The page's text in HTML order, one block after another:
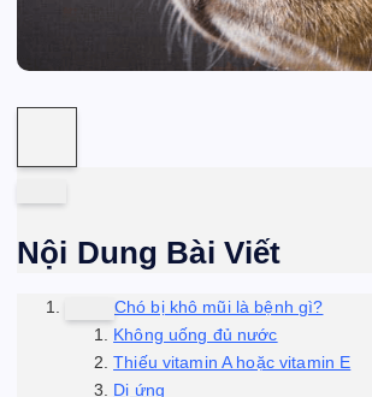
Nội Dung Bài Viết
Chó bị khô mũi là bệnh gì?
Không uống đủ nước
Thiếu vitamin A hoặc vitamin E
Dị ứng